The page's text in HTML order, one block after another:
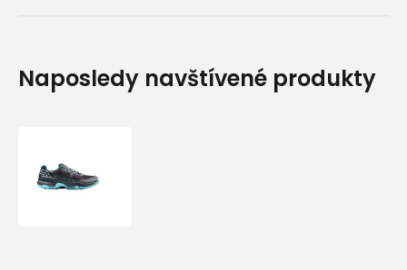
Naposledy navštívené produkty